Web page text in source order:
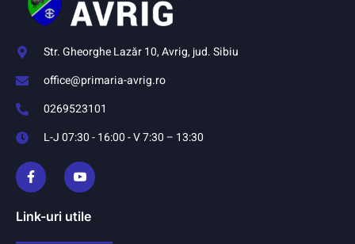
Str. Gheorghe Lazăr 10, Avrig, jud. Sibiu
office@primaria-avrig.ro
0269523101
L-J 07:30 - 16:00 - V 7:30 – 13:30
Link-uri utile